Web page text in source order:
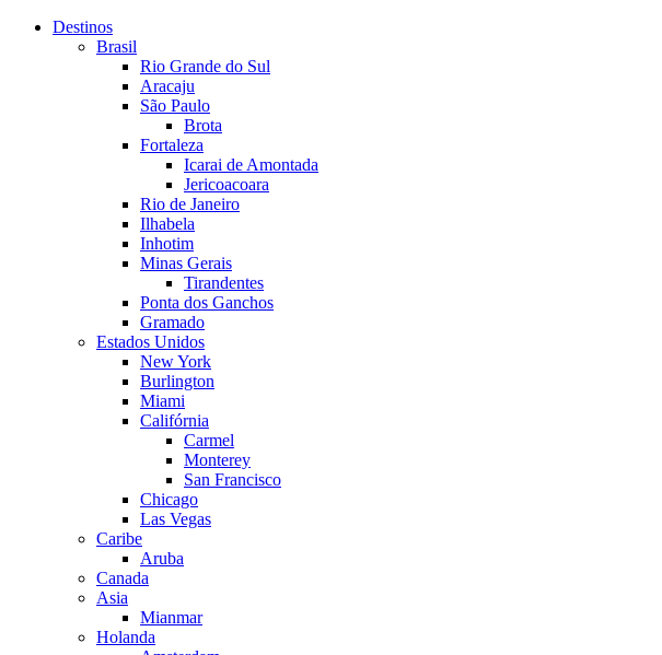
Destinos
Brasil
Rio Grande do Sul
Aracaju
São Paulo
Brota
Fortaleza
Icarai de Amontada
Jericoacoara
Rio de Janeiro
Ilhabela
Inhotim
Minas Gerais
Tirandentes
Ponta dos Ganchos
Gramado
Estados Unidos
New York
Burlington
Miami
Califórnia
Carmel
Monterey
San Francisco
Chicago
Las Vegas
Caribe
Aruba
Canada
Asia
Mianmar
Holanda